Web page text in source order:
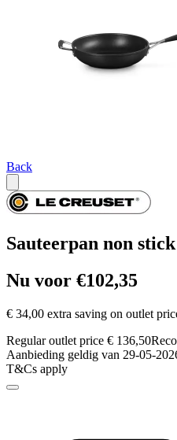
Back
Sauteerpan non
Nu voor €102,35
€ 34,00 extra saving on outlet
Regular outlet price € 136,50
Aanbieding geldig van 29-05-
T&Cs apply